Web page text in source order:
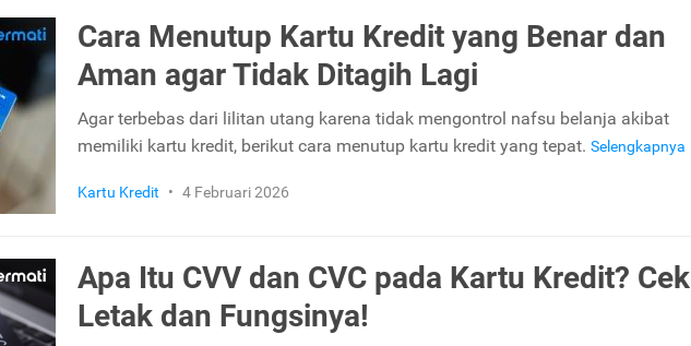
Cara Menutup Kartu Kredit yang Benar dan
Aman agar Tidak Ditagih Lagi
Agar terbebas dari lilitan utang karena tidak mengontrol nafsu belanja akibat
memiliki kartu kredit, berikut cara menutup kartu kredit yang tepat. Selengkapnya
Kartu Kredit • 4 Februari 2026
Apa Itu CVV dan CVC pada Kartu Kredit? Cek
Letak dan Fungsinya!